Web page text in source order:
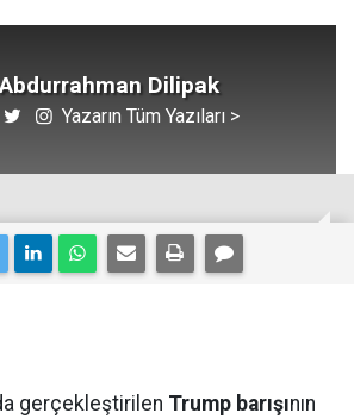
Abdurrahman Dilipak
Yazarın Tüm Yazıları >
gerçekleştirilen Trump barışının